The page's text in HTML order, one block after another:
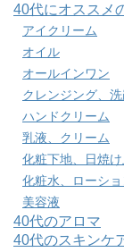
40代にオススメ
アイクリーム
オイル
オールインワン
クレンジング、
ハンドクリーム
乳液、クリーム
化粧下地、日焼
化粧水、ローショ
美容液
40代のアロマ
40代のスキンケ